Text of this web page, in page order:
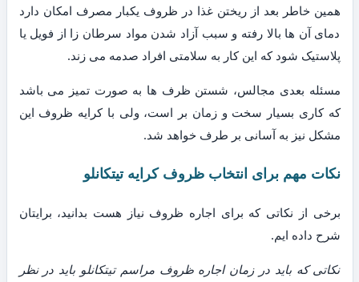
همین خاطر بعد از ریختن غذا در ظروف یکبار مصرف امکان دارد
دمای آن ها بالا رفته و سبب آزاد شدن مواد سرطان زا از فویل یا
پلاستیک شود که این کار به سلامتی افراد صدمه می زند.
مسئله بعدی مجالس، شستن ظرف ها به صورت تمیز می باشد
که کاری بسیار سخت و زمان بر است، ولی با کرایه ظروف این
مشکل نیز به آسانی بر طرف خواهد شد.
نکات مهم برای انتخاب ظروف کرایه تیتکانلو
برخی از نکاتی که برای اجاره ظروف نیاز هست بدانید، برایتان
شرح داده ایم.
نکاتی که باید در زمان اجاره ظروف مراسم تیتکانلو باید در نظر